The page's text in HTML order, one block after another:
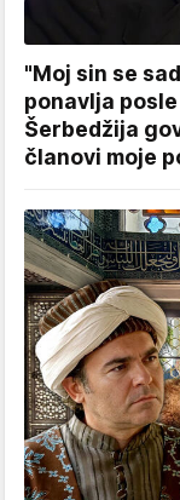
"Moj sin se
ponavlja
Šerbedžija
članovi moje